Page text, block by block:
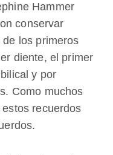
Hammer
conservar
los primeros
diente, el primer
y por
Como muchos
recuerdos